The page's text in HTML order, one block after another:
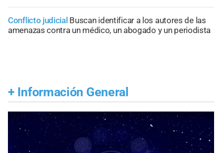
Conflicto judicial Buscan identificar a los autores de las
amenazas contra un médico, un abogado y un periodista
+ Información General